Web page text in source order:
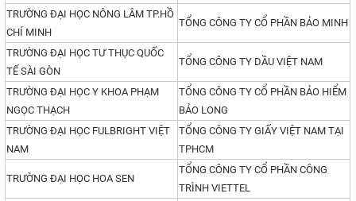
TRƯỜNG ĐẠI HỌC NÔNG LÂM TP.HỒ
CHÍ MINH
TỔNG CÔNG TY CỔ PHẦN BẢO MINH
TRƯỜNG ĐẠI HỌC TƯ THỤC QUỐC
TẾ SÀI GÒN
TỔNG CÔNG TY DẦU VIỆT NAM
TRƯỜNG ĐẠI HỌC Y KHOA PHẠM
NGỌC THẠCH
TỔNG CÔNG TY CỔ PHẦN BẢO HIỂM
BẢO LONG
TRƯỜNG ĐẠI HỌC FULBRIGHT VIỆT
NAM
TỔNG CÔNG TY GIẤY VIỆT NAM TẠI
TPHCM
TRƯỜNG ĐẠI HỌC HOA SEN
TỔNG CÔNG TY CỔ PHẦN CÔNG
TRÌNH VIETTEL